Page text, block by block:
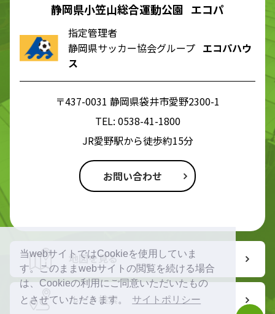
当webサイトではCookieを使用していま
す。このままwebサイトの閲覧を続ける場合
は、Cookieの利用にご同意いただいたもの
とさせていただきます。
サイトポリシー
静岡県小笠山総合運動公園 エコパ
指定管理者
静岡県サッカー協会グループ エコパハウ
ス
〒437-0031 静岡県袋井市愛野2300-1
TEL: 0538-41-1800
JR愛野駅から徒歩約15分
お問い合わせ
地図を見る
ルート検索